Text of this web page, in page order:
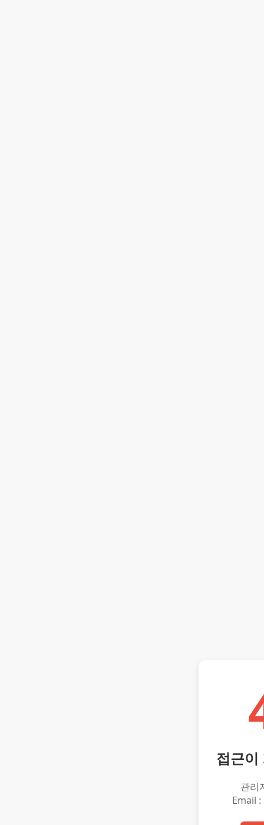
접근이
관리
Email